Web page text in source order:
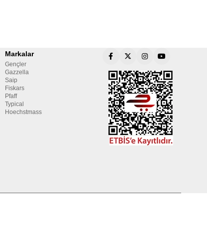
Markalar
Gençler
Gazzella
Saip
Fiskars
Pfaff
Typical
Hoechstmass